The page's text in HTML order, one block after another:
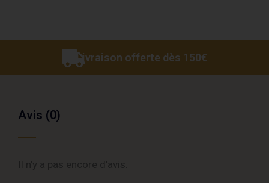
Livraison offerte dès 150€
Avis (0)